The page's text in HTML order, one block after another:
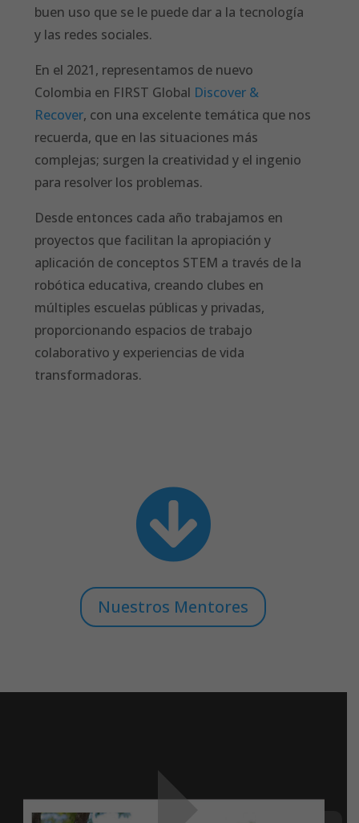
buen uso que se le puede dar a la tecnología
y las redes sociales.
En el 2021, representamos de nuevo
Colombia en FIRST Global Discover &
Recover, con una excelente temática que nos
recuerda, que en las situaciones más
complejas; surgen la creatividad y el ingenio
para resolver los problemas.
Desde entonces cada año trabajamos en
proyectos que facilitan la apropiación y
aplicación de conceptos STEM a través de la
robótica educativa, creando clubes en
múltiples escuelas públicas y privadas,
proporcionando espacios de trabajo
colaborativo y experiencias de vida
transformadoras.

Nuestros Mentores